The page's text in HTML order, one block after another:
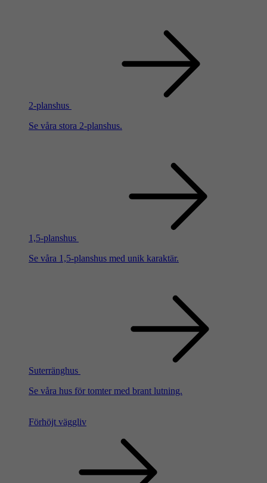
2-planshus
Se våra stora 2-planshus.
1,5-planshus
Se våra 1,5-planshus med unik karaktär.
Suterränghus
Se våra hus för tomter med brant lutning.
Förhöjt väggliv